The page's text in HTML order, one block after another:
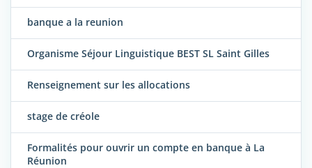
banque a la reunion
Organisme Séjour Linguistique BEST SL Saint Gilles
Renseignement sur les allocations
stage de créole
Formalités pour ouvrir un compte en banque à La
Réunion